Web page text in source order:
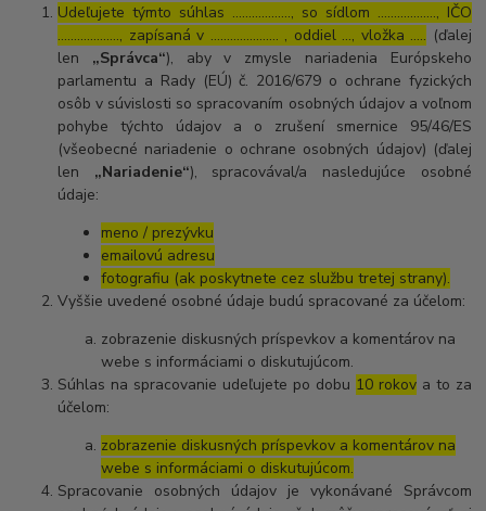
Udeľujete týmto súhlas ……………..., so sídlom ………………, IČO
………………., zapísaná v ………………… , oddiel …, vložka ….. (ďalej
len „Správca“), aby v zmysle nariadenia Európskeho
parlamentu a Rady (EÚ) č. 2016/679 o ochrane fyzických
osôb v súvislosti so spracovaním osobných údajov a voľnom
pohybe týchto údajov a o zrušení smernice 95/46/ES
(všeobecné nariadenie o ochrane osobných údajov) (ďalej
len „Nariadenie“), spracovával/a nasledujúce osobné
údaje:
meno / prezývku
emailovú adresu
fotografiu (ak poskytnete cez službu tretej strany).
Vyššie uvedené osobné údaje budú spracované za účelom:
zobrazenie diskusných príspevkov a komentárov na
webe s informáciami o diskutujúcom.
Súhlas na spracovanie udeľujete po dobu 10 rokova to za
účelom:
zobrazenie diskusných príspevkov a komentárov na
webe s informáciami o diskutujúcom.
Spracovanie osobných údajov je vykonávané Správcom